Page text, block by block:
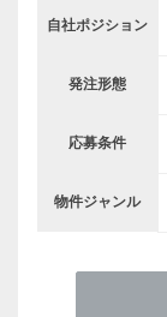
自社ポジション
発注形態
応募条件
物件ジャンル